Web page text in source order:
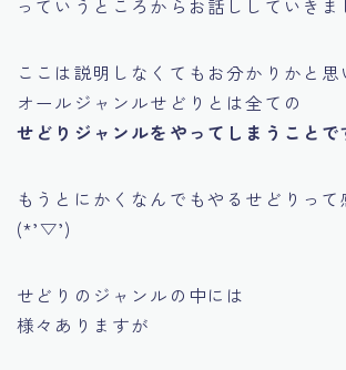
っていうところからお話ししていきま
ここは説明しなくてもお分かりかと思
オールジャンルせどりとは全ての
せどりジャンルをやってしまうことで
もうとにかくなんでもやるせどりって
(*’▽’)
せどりのジャンルの中には
様々ありますが